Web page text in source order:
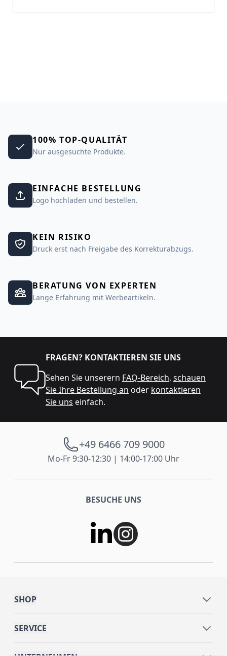
100% TOP-QUALITÄT
Nur ausgesuchte Produkte.
EINFACHE BESTELLUNG
Logo hochladen und bestellen.
KEIN RISIKO
Druck erst nach Freigabe des Korrekturabzugs.
BERATUNG VON EXPERTEN
Lange Erfahrung mit Werbeartikeln.
FRAGEN? KONTAKTIEREN SIE UNS
Sehen Sie unserern FAQ-Bereich, schauen
Sie Ihre Bestellung an oder kontaktieren
Sie uns einfach.
+49 6466 709 9000
Mo-Fr 9:30-12:30 | 14:00-17:00 Uhr
BESUCHE UNS
SHOP
SERVICE